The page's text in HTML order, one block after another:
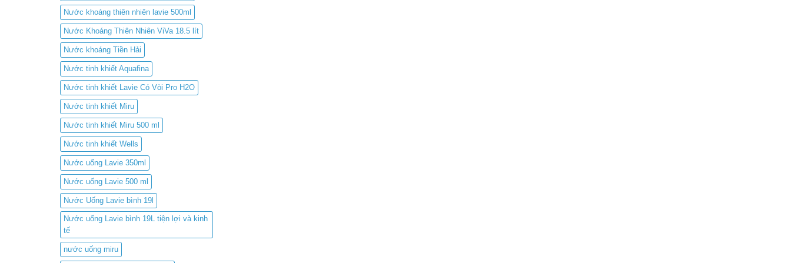
Nước khoáng thiên nhiên lavie 500ml
Nước Khoáng Thiên Nhiên ViVa 18.5 lít
Nước khoáng Tiền Hải
Nước tinh khiết Aquafina
Nước tinh khiết Lavie Có Vòi Pro H2O
Nước tinh khiết Miru
Nước tinh khiết Miru 500 ml
Nước tinh khiết Wells
Nước uống Lavie 350ml
Nước uống Lavie 500 ml
Nước Uống Lavie bình 19l
Nước uống Lavie bình 19L tiện lợi và kinh
tế
nước uống miru